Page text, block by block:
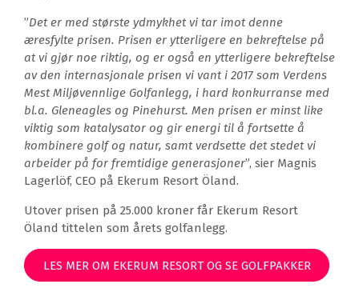
”Det er med største ydmykhet vi tar imot denne
æresfylte prisen. Prisen er ytterligere en bekreftelse på
at vi gjør noe riktig, og er også en ytterligere bekreftelse
av den internasjonale prisen vi vant i 2017 som Verdens
Mest Miljøvennlige Golfanlegg, i hard konkurranse med
bl.a. Gleneagles og Pinehurst. Men prisen er minst like
viktig som katalysator og gir energi til å fortsette å
kombinere golf og natur, samt verdsette det stedet vi
arbeider på for fremtidige generasjoner”, sier Magnis
Lagerlöf, CEO på Ekerum Resort Öland.
Utover prisen på 25.000 kroner får Ekerum Resort
Öland tittelen som årets golfanlegg.
LES MER OM EKERUM RESORT OG SE GOLFPAKKER